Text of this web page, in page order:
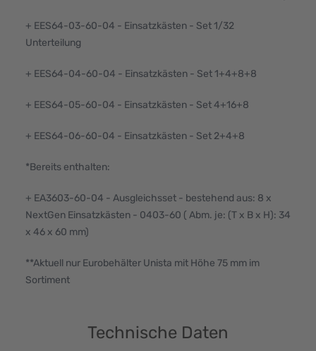
+ EES64-03-60-04 - Einsatzkästen - Set 1/32
Unterteilung
+ EES64-04-60-04 - Einsatzkästen - Set 1+4+8+8
+ EES64-05-60-04 - Einsatzkästen - Set 4+16+8
+ EES64-06-60-04 - Einsatzkästen - Set 2+4+8
*Bereits enthalten:
+ EA3603-60-04 - Ausgleichsset - bestehend aus: 8 x
NextGen Einsatzkästen - 0403-60 ( Abm. je: (T x B x H): 34
x 46 x 60 mm)
**Aktuell nur Eurobehälter Unista mit Höhe 75 mm im
Sortiment
Technische Daten